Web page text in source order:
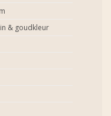
& goudkleur